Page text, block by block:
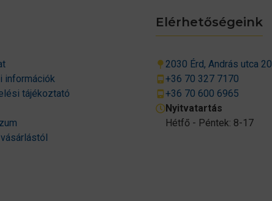
információk
tájékoztató
Elérhetőségeink
2030 Érd, András utca 20.
+36 70 327 7170
+36 70 600 6965
Nyitvatartás
Hétfő - Péntek: 8-17